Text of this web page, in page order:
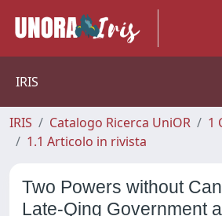
IRIS
IRIS Catalogo Ricerca UniOR
1
1.1 Articolo in rivista
Two Powers without
Late-Qing Government